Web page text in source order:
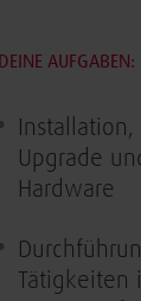
DEINE AUFGABEN:
Upgrade
Hardware